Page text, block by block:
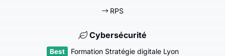
RPS
Cybersécurité
Formation Stratégie digitale Lyon